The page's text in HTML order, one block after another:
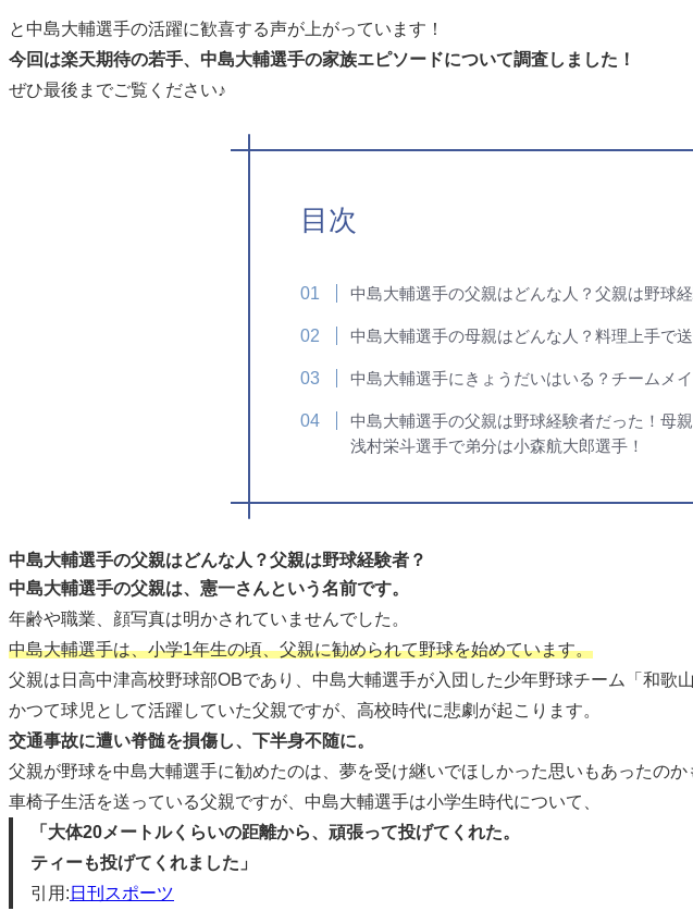
と中島大輔選手の活躍に歓喜する声が上がっています！
今回は楽天期待の若手、中島大輔選手の家族エピソードについて調査しました！
ぜひ最後までご覧ください♪
目次
中島大輔選手の父親はどんな人？父親は野球
中島大輔選手の母親はどんな人？料理上手で送
中島大輔選手にきょうだいはいる？チームメ
中島大輔選手の父親は野球経験者だった！母
浅村栄斗選手で弟分は小森航大郎選手！
中島大輔選手の父親はどんな人？父親は野球経験者？
中島大輔選手の父親は、憲一さんという名前です。
年齢や職業、顔写真は明かされていませんでした。
中島大輔選手は、小学1年生の頃、父親に勧められて野球を始めています。
父親は日高中津高校野球部OBであり、中島大輔選手が入団した少年野球チーム「和歌
かつて球児として活躍していた父親ですが、高校時代に悲劇が起こります。
交通事故に遭い脊髄を損傷し、下半身不随に。
父親が野球を中島大輔選手に勧めたのは、夢を受け継いでほしかった思いもあったのか
車椅子生活を送っている父親ですが、中島大輔選手は小学生時代について、
「大体20メートルくらいの距離から、頑張って投げてくれた。
ティーも投げてくれました」
引用: 日刊スポーツ